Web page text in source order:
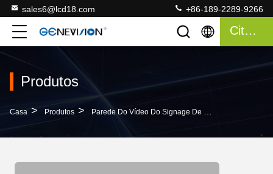
sales6@lcd18.com +86-189-2289-9266
Citações
Produtos
Casa > Produtos > Parede Do Vídeo Do Signage De Digitas